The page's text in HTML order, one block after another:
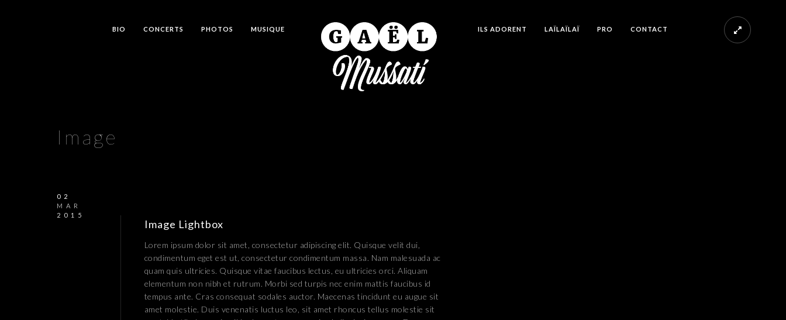
BIO CONCERTS PHOTOS MUSIQUE ILS ADORENT LAÏLAÏLAÏ PRO CONTACT
Image
02
MAR
2015
Image Lightbox
Lorem ipsum dolor sit amet, consectetur adipiscing elit. Quisque velit dui,
condimentum eget est ut, consectetur condimentum massa. Nam malesuada ac
quam quis ultricies. Quisque vitae faucibus lectus, eu ultricies orci. Aliquam
elementum non nibh et rutrum. Morbi sed turpis nec enim mattis faucibus id
tempus ante. Cras consequat sodales auctor. Maecenas tincidunt eu augue sit
amet molestie. Duis venenatis luctus leo, sit amet rhoncus tellus molestie sit